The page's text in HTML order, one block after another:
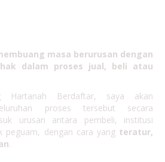
masa berurusan dengan
dalam proses jual, beli atau
Hartanah Berdaftar, saya akan
proses tersebut secara
urusan antara pembeli, institusi
peguam, dengan cara yang teratur,
.